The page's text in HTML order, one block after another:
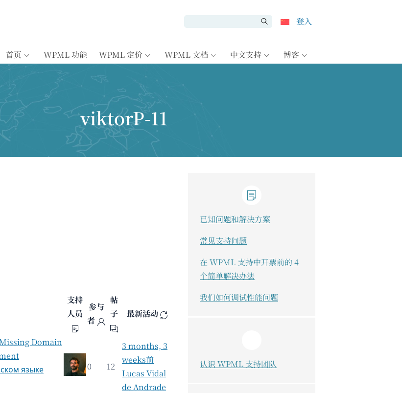
登入
首页 WPML 功能 WPML 定价 WPML 文档 中文支持 博客
viktorP-11
支持
人员
参与
者
帖
子
最新活动
Domain
языке
0 12
3 months, 3
weeks前
Lucas Vidal
de Andrade
已知问题和解决方案
常见支持问题
在 WPML 支持中开票前的 4
个简单解决办法
我们如何调试性能问题
认识 WPML 支持团队